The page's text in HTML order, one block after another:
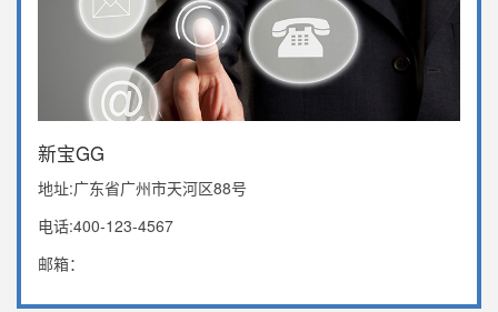
新宝GG
地址:广东省广州市天河区88号
电话:400-123-4567
邮箱：